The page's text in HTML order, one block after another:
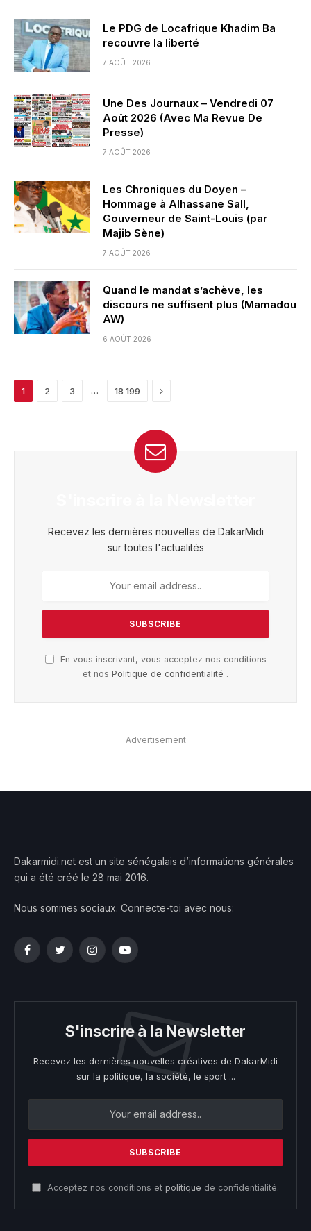
Le PDG de Locafrique Khadim Ba
recouvre la liberté
7 AOÛT 2026
Une Des Journaux – Vendredi 07
Août 2026 (Avec Ma Revue De
Presse)
7 AOÛT 2026
Les Chroniques du Doyen –
Hommage à Alhassane Sall,
Gouverneur de Saint-Louis (par
Majib Sène)
7 AOÛT 2026
Quand le mandat s’achève, les
discours ne suffisent plus (Mamadou
AW)
6 AOÛT 2026
1 2 3 … 18 199 Next
Recevez les dernières nouvelles de DakarMidi
sur toutes l'actualités
En vous inscrivant, vous acceptez nos conditions
et nos Politique de confidentialité .
Advertisement
Dakarmidi.net est un site sénégalais d’informations générales
qui a été créé le 28 mai 2016.
Nous sommes sociaux. Connecte-toi avec nous:
FacebookTwitterInstagramYouTube
S'inscrire à la Newsletter
Recevez les dernières nouvelles créatives de DakarMidi
sur la politique, la société, le sport ...
Acceptez nos conditions et politique de confidentialité.